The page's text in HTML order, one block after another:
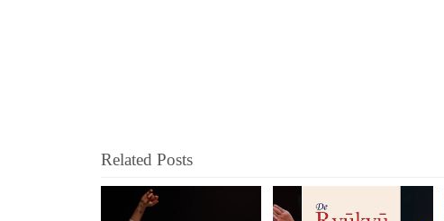
Related Posts